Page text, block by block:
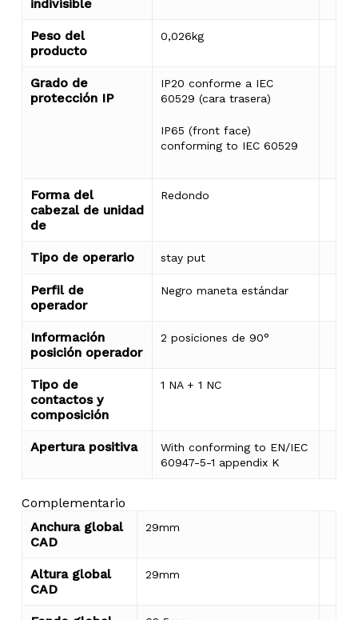
indivisible
Peso del
producto
0,026kg
Grado de
protección IP
IP20 conforme a IEC
60529 (cara trasera)
IP65 (front face)
conforming to IEC 60529
Forma del
cabezal de unidad
de
Redondo
Tipo de operario stay put
Perfil de
operador
Negro maneta estándar
Información
posición operador
2 posiciones de 90°
Tipo de
contactos y
composición
1 NA + 1 NC
Apertura positiva
With conforming to EN/IEC
60947-5-1 appendix K
Complementario
Anchura global
CAD
29mm
Altura global
CAD
29mm